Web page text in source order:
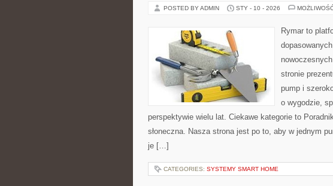
POSTED BY ADMIN STY - 10 - 2026
Rymar to
stronie
pump i
o wygodzie,
perspektywie wielu lat. Ciekawe kategorie to
słoneczna. Nasza strona jest po to, aby w jednym
je […]
CATEGORIES: SYSTEMY SMART HOME